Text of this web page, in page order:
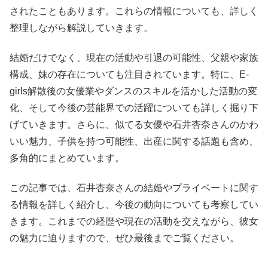
されたこともあります。これらの情報についても、詳しく
整理しながら解説していきます。
結婚だけでなく、現在の活動や引退の可能性、父親や家族
構成、妹の存在についても注目されています。特に、E-
girls解散後の女優業やダンスのスキルを活かした活動の変
化、そして今後の芸能界での活躍についても詳しく掘り下
げていきます。さらに、似てる女優や石井杏奈さんのかわ
いい魅力、子供を持つ可能性、出産に関する話題も含め、
多角的にまとめています。
この記事では、石井杏奈さんの結婚やプライベートに関す
る情報を詳しく紹介し、今後の動向についても考察してい
きます。これまでの経歴や現在の活動を交えながら、彼女
の魅力に迫りますので、ぜひ最後までご覧ください。